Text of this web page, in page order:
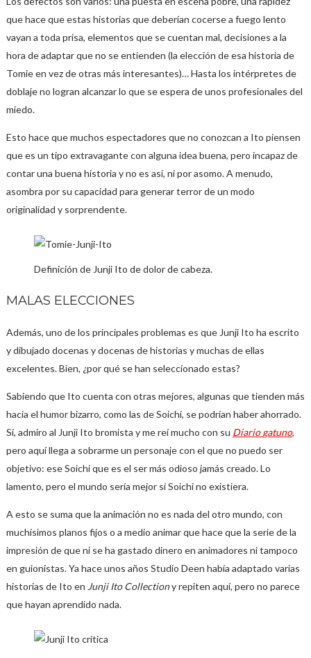
que hace que estas historias que deberían cocerse a fuego lento
vayan a toda prisa, elementos que se cuentan mal, decisiones a la
hora de adaptar que no se entienden (la elección de esa historia de
Tomie en vez de otras más interesantes)… Hasta los intérpretes de
doblaje no logran alcanzar lo que se espera de unos profesionales del
miedo.
Esto hace que muchos espectadores que no conozcan a Ito piensen
que es un tipo extravagante con alguna idea buena, pero incapaz de
contar una buena historia y no es así, ni por asomo. A menudo,
asombra por su capacidad para generar terror de un modo
originalidad y sorprendente.
Definición de Junji Ito de dolor de cabeza.
MALAS ELECCIONES
Además, uno de los principales problemas es que Junji Ito ha escrito
y dibujado docenas y docenas de historias y muchas de ellas
excelentes. Bien, ¿por qué se han seleccionado estas?
Sabiendo que Ito cuenta con otras mejores, algunas que tienden más
hacia el humor bizarro, como las de Soichi, se podrían haber ahorrado.
Sí, admiro al Junji Ito bromista y me reí mucho con su Diario gatuno,
pero aquí llega a sobrarme un personaje con el que no puedo ser
objetivo: ese Soichi que es el ser más odioso jamás creado. Lo
lamento, pero el mundo sería mejor si Soichi no existiera.
A esto se suma que la animación no es nada del otro mundo, con
muchísimos planos fijos o a medio animar que hace que la serie de la
impresión de que ni se ha gastado dinero en animadores ni tampoco
en guionistas. Ya hace unos años Studio Deen había adaptado varias
historias de Ito en Junji Ito Collectiony repiten aquí, pero no parece
que hayan aprendido nada.